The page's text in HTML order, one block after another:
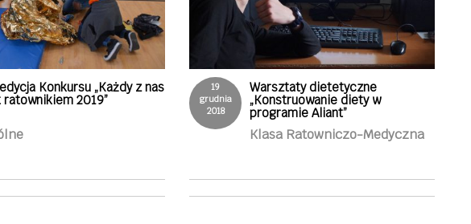
Konkursu „Każdy z nas
ratownikiem 2019”
19
grudnia
2018
Warsztaty dietetyczne
„Konstruowanie diety w
programie Aliant”
Klasa Ratowniczo-Medyczna